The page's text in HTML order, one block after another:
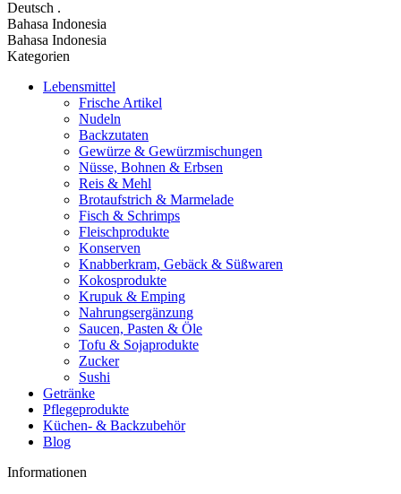
Deutsch .
Bahasa Indonesia
Bahasa Indonesia
Kategorien
Lebensmittel
Frische Artikel
Nudeln
Backzutaten
Gewürze & Gewürzmischungen
Nüsse, Bohnen & Erbsen
Reis & Mehl
Brotaufstrich & Marmelade
Fisch & Schrimps
Fleischprodukte
Konserven
Knabberkram, Gebäck & Süßwaren
Kokosprodukte
Krupuk & Emping
Nahrungsergänzung
Saucen, Pasten & Öle
Tofu & Sojaprodukte
Zucker
Sushi
Getränke
Pflegeprodukte
Küchen- & Backzubehör
Blog
Informationen